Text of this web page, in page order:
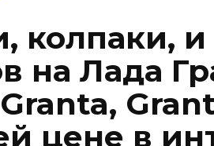
колпаки, и
на Лада
цене в